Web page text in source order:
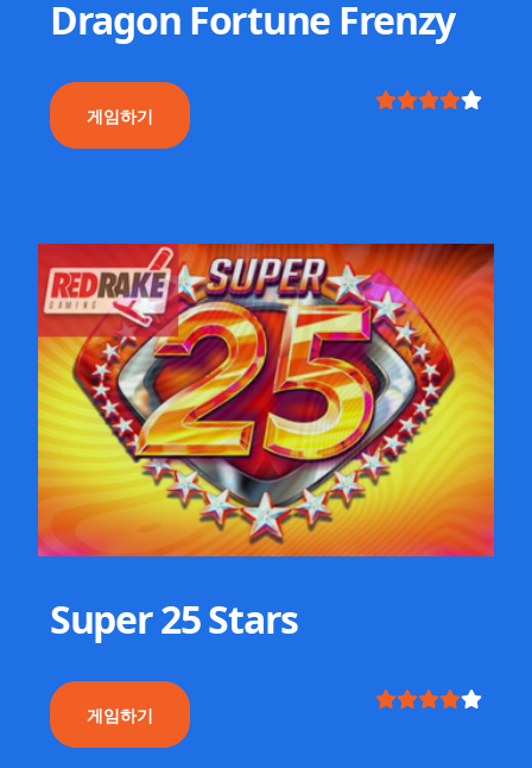
Dragon Fortune Frenzy
게임하기
Super 25 Stars
게임하기